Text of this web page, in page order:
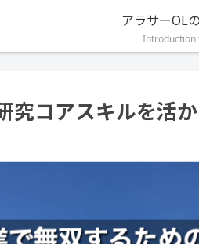
Introduction
究コアスキルを活